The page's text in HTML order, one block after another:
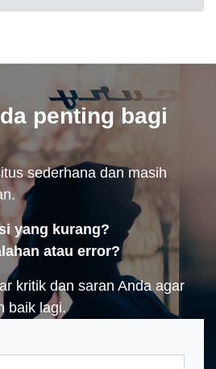
penting bagi
sederhana dan masih
yang kurang?
atau error?
kritik dan saran Anda agar
baik lagi.